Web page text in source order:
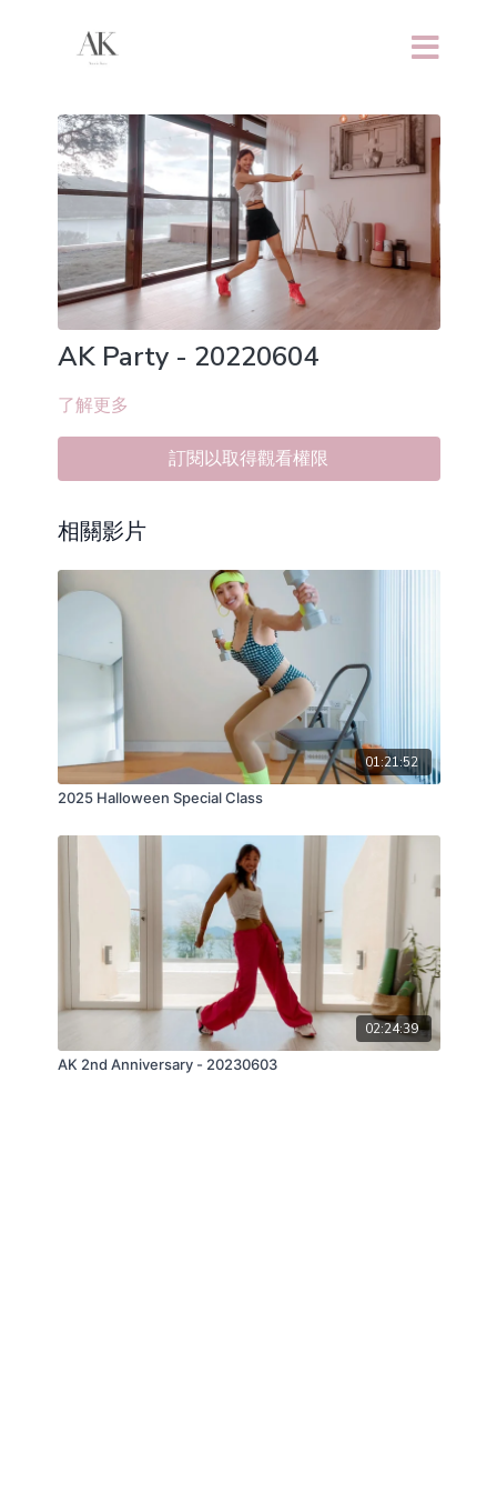
AK Party - 20220604
了解更多
訂閱以取得觀看權限
相關影片
01:21:52
2025 Halloween Special Class
02:24:39
AK 2nd Anniversary - 20230603